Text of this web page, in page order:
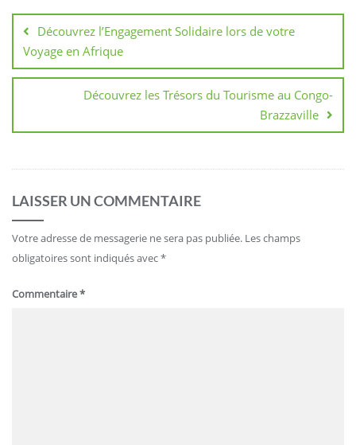
de
l’article
Découvrez l’Engagement Solidaire lors de votre
Voyage en Afrique
Découvrez les Trésors du Tourisme au Congo-
Brazzaville
LAISSER UN COMMENTAIRE
Votre adresse de messagerie ne sera pas publiée. Les champs
obligatoires sont indiqués avec*
Commentaire*